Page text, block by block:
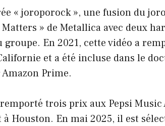
« joroporock », une fusion du
» de Metallica avec deux
groupe. En 2021, cette vidéo a
et a été incluse dans le
Prime.
trois prix aux Pepsi Music
Houston. En mai 2025, il est